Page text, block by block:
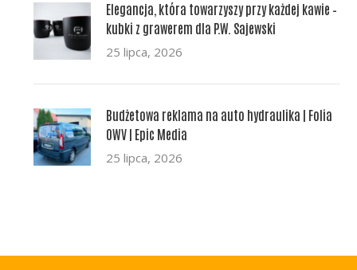
Elegancja, która towarzyszy przy każdej kawie –
kubki z grawerem dla P.W. Sajewski
25 lipca, 2026
Budżetowa reklama na auto hydraulika | Folia
OWV | Epic Media
25 lipca, 2026